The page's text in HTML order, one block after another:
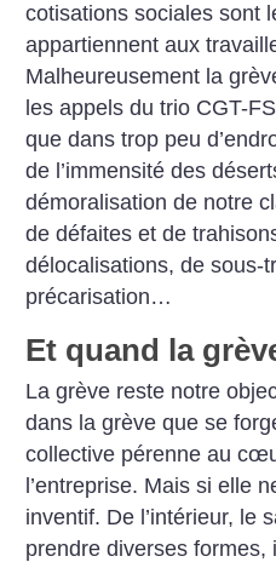
cotisations sociales sont
appartiennent aux
Malheureusement la
les appels du trio CGT-
que dans trop peu
de l’immensité des
démoralisation de notre
de défaites et de
délocalisations, de sous-
précarisation…
Et quand la
La grève reste notre
dans la grève que se
collective pérenne au
l’entreprise. Mais si elle
inventif. De l’intérieur, le
prendre diverses